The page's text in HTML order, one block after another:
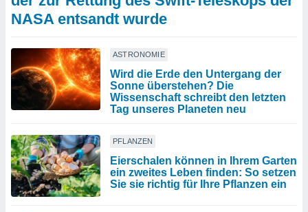
NASA entsandt wurde
ASTRONOMIE
Wird die Erde den Untergang der
Sonne überstehen? Die
Wissenschaft schreibt den letzten
Tag unseres Planeten neu
PFLANZEN
Eierschalen können in Ihrem Garten
ein zweites Leben finden: So setzen
Sie sie richtig für Ihre Pflanzen ein